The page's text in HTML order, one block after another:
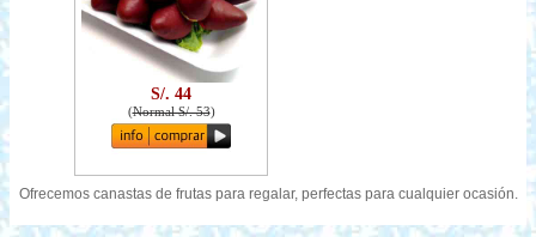
S/. 44
(Normal S/. 53)
Ofrecemos canastas de frutas para regalar, perfectas para cualquier ocasión.